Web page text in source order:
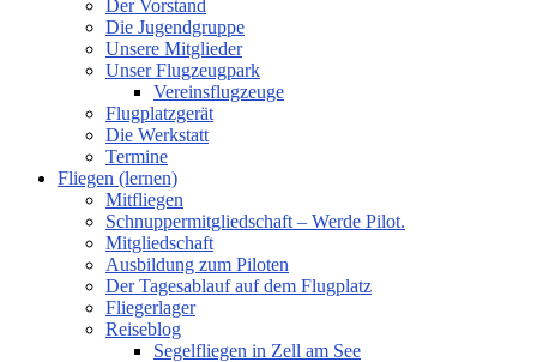
Der Vorstand
Die Jugendgruppe
Unsere Mitglieder
Unser Flugzeugpark
Vereinsflugzeuge
Flugplatzgerät
Die Werkstatt
Termine
Fliegen (lernen)
Mitfliegen
Schnuppermitgliedschaft – Werde Pilot.
Mitgliedschaft
Ausbildung zum Piloten
Der Tagesablauf auf dem Flugplatz
Fliegerlager
Reiseblog
Segelfliegen in Zell am See